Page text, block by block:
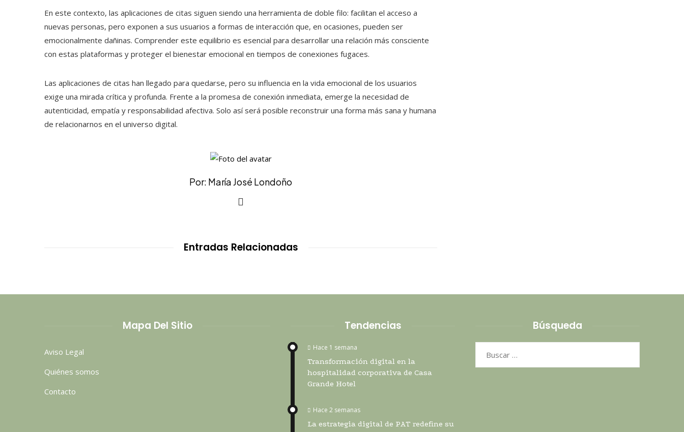
En este contexto, las aplicaciones de citas siguen siendo una herramienta de doble filo: facilitan el acceso a
nuevas personas, pero exponen a sus usuarios a formas de interacción que, en ocasiones, pueden ser
emocionalmente dañinas. Comprender este equilibrio es esencial para desarrollar una relación más consciente
con estas plataformas y proteger el bienestar emocional en tiempos de conexiones fugaces.
Las aplicaciones de citas han llegado para quedarse, pero su influencia en la vida emocional de los usuarios
exige una mirada crítica y profunda. Frente a la promesa de conexión inmediata, emerge la necesidad de
autenticidad, empatía y responsabilidad afectiva. Solo así será posible reconstruir una forma más sana y humana
de relacionarnos en el universo digital.
Por: María José Londoño
Entradas Relacionadas
Mapa Del Sitio
Aviso Legal
Quiénes somos
Contacto
Tendencias
Hace 1 semana
Transformación digital en la
hospitalidad corporativa de Casa
Grande Hotel
Hace 2 semanas
La estrategia digital de PAT redefine su
Búsqueda